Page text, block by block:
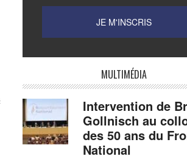
MULTIMÉDIA
Intervention de
Gollnisch au
des 50 ans du
National